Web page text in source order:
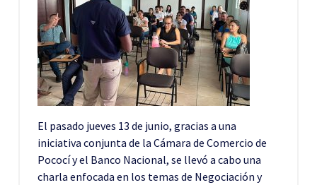
El pasado jueves 13 de junio, gracias a una
iniciativa conjunta de la Cámara de Comercio de
Pococí y el Banco Nacional, se llevó a cabo una
charla enfocada en los temas de Negociación y